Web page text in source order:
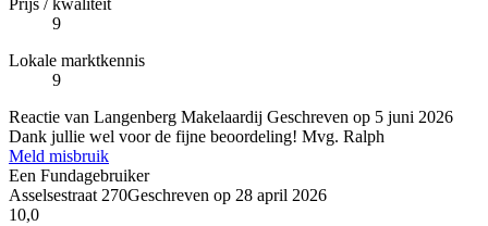
Prijs / kwaliteit
9
Lokale marktkennis
9
Reactie van Langenberg Makelaardij Geschreven op 5 juni 2026
Dank jullie wel voor de fijne beoordeling! Mvg. Ralph
Meld misbruik
Een Fundagebruiker
Asselsestraat 270Geschreven op 28 april 2026
10,0